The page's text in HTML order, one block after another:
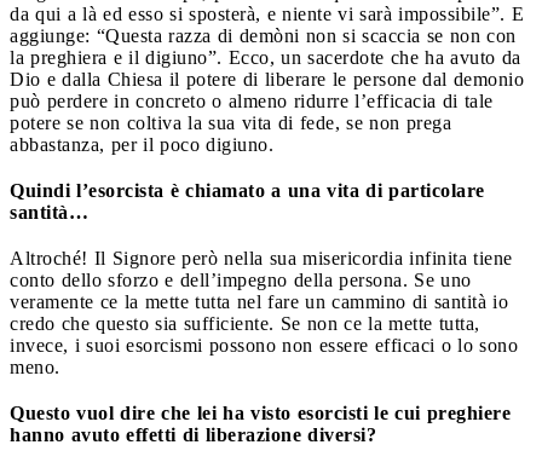
da qui a là ed esso si sposterà, e niente vi sarà impossibile”. E
aggiunge: “Questa razza di demòni non si scaccia se non con
la preghiera e il digiuno”. Ecco, un sacerdote che ha avuto da
Dio e dalla Chiesa il potere di liberare le persone dal demonio
può perdere in concreto o almeno ridurre l’efficacia di tale
potere se non coltiva la sua vita di fede, se non prega
abbastanza, per il poco digiuno.
Quindi l’esorcista è chiamato a una vita di particolare
santità…
Altroché! Il Signore però nella sua misericordia infinita tiene
conto dello sforzo e dell’impegno della persona. Se uno
veramente ce la mette tutta nel fare un cammino di santità io
credo che questo sia sufficiente. Se non ce la mette tutta,
invece, i suoi esorcismi possono non essere efficaci o lo sono
meno.
Questo vuol dire che lei ha visto esorcisti le cui preghiere
hanno avuto effetti di liberazione diversi?